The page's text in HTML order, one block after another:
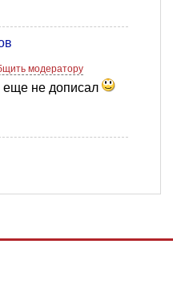
модератору
еще не дописал